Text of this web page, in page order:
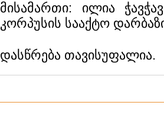
მისამართი: ილია
კორპუსის სააქტო
დასწრება თავისუფალია.